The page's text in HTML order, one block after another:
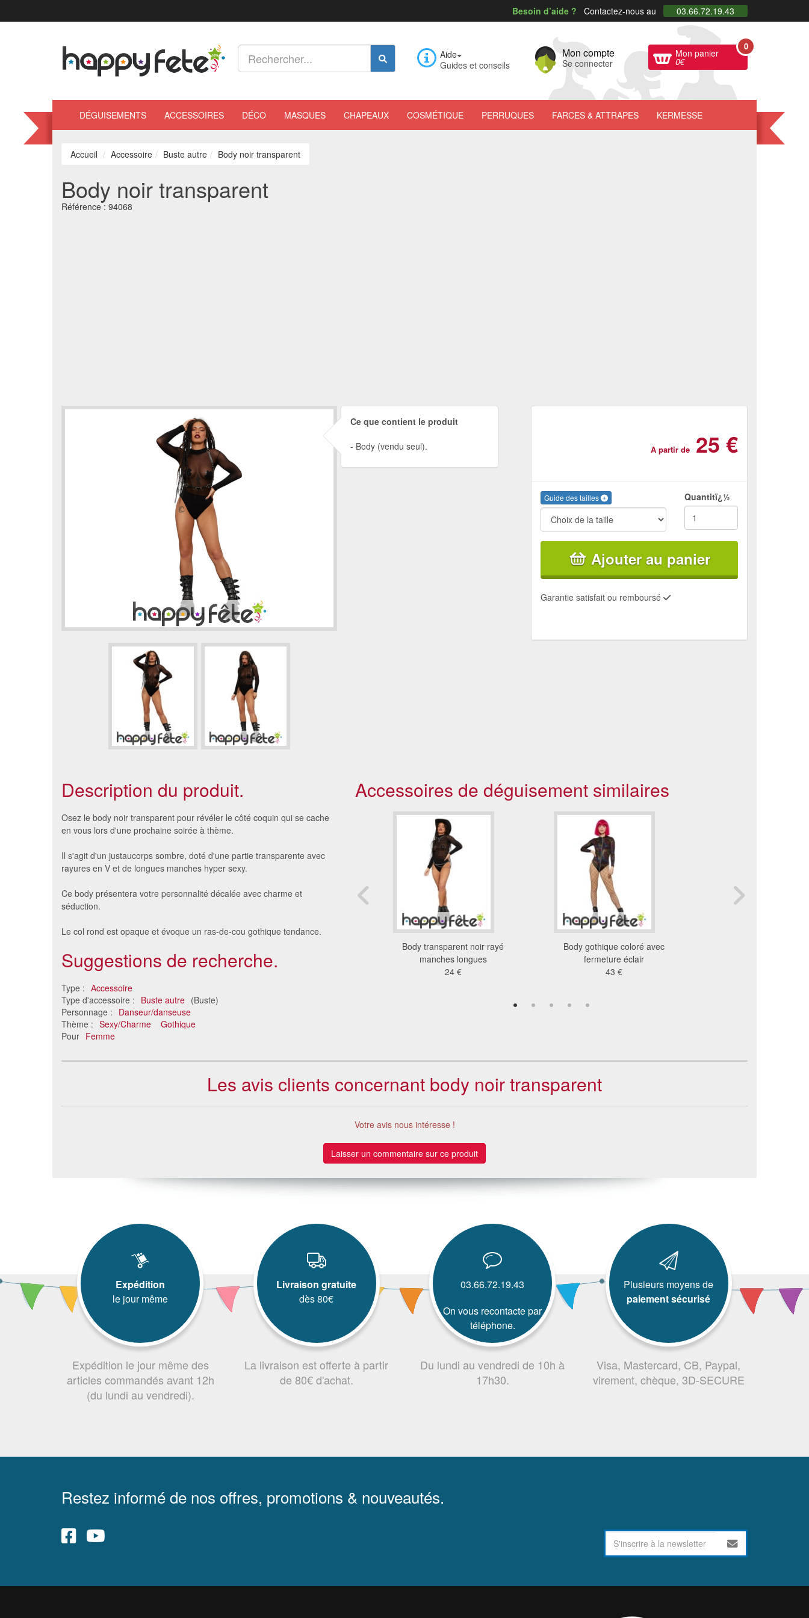
Besoin d’aide ? Contactez-nous au 03.66.72.19.43
Aide
Guides et conseils
Mon compte
Se connecter
Mon panier
0€
0
DÉGUISEMENTS ACCESSOIRES DÉCO MASQUES CHAPEAUX COSMÉTIQUE PERRUQUES FARCES & ATTRAPES KERMESSE
Accueil Accessoire Buste autre Body noir transparent
Body noir transparent
Référence : 94068
Ce que contient le produit
Body (vendu seul). A partir de 25 €
Guide des tailles Quantitï¿½
Ajouter au panier
Garantie satisfait ou remboursé
Description du produit.
Osez le body noir transparent pour révéler le côté coquin qui se cache
en vous lors d'une prochaine soirée à thème.
Il s'agit d'un justaucorps sombre, doté d'une partie transparente avec
rayures en V et de longues manches hyper sexy.
Ce body présentera votre personnalité décalée avec charme et
séduction.
Le col rond est opaque et évoque un ras-de-cou gothique tendance.
Suggestions de recherche.
Type : Accessoire
Type d'accessoire : Buste autre (Buste)
Personnage : Danseur/danseuse
Thème : Sexy/Charme
Gothique
Pour Femme
Accessoires de déguisement similaires
manches
24 €
Body transparent noir rayé
manches longues
24 €
Body gothique coloré avec
fermeture éclair
43 €
Les avis clients concernant body noir transparent
Votre avis nous intéresse !
Laisser un commentaire sur ce produit
Expédition
le jour même
Expédition le jour même des
articles commandés avant 12h
(du lundi au vendredi).
Livraison gratuite
dès 80€
La livraison est offerte à partir
de 80€ d'achat.
03.66.72.19.43
On vous recontacte par
téléphone.
Du lundi au vendredi de 10h à
17h30.
Plusieurs moyens de
paiement sécurisé
Visa, Mastercard, CB, Paypal,
virement, chèque, 3D-SECURE
Restez informé de nos offres, promotions & nouveautés.